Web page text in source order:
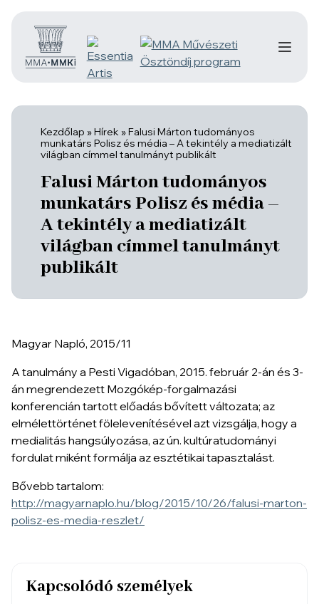
Kezdőlap »Hírek »Falusi Márton tudományos
munkatárs Polisz és média – A tekintély a mediatizált
világban címmel tanulmányt publikált
Falusi Márton tudományos
munkatárs Polisz és média –
A tekintély a mediatizált
világban címmel tanulmányt
publikált
Magyar Napló, 2015/11
A tanulmány a Pesti Vigadóban, 2015. február 2-án és 3-
án megrendezett Mozgókép-forgalmazási
konferencián tartott előadás bővített változata; az
elmélettörténet fölelevenítésével azt vizsgálja, hogy a
medialitás hangsúlyozása, az ún. kultúratudományi
fordulat miként formálja az esztétikai tapasztalást.
Bővebb tartalom:
http://magyarnaplo.hu/blog/2015/10/26/falusi-marton-
polisz-es-media-reszlet/
Kapcsolódó személyek